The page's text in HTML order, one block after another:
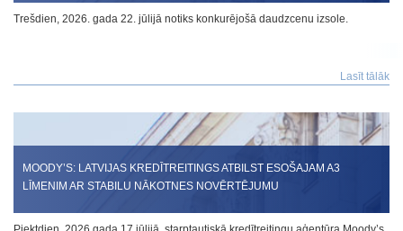
Trešdien, 2026. gada 22. jūlijā notiks konkurējošā daudzcenu izsole.
Lasīt tālāk
MOODY’S: LATVIJAS KREDĪTREITINGS ATBILST ESOŠAJAM A3
LĪMENIM AR STABILU NĀKOTNES NOVĒRTĒJUMU